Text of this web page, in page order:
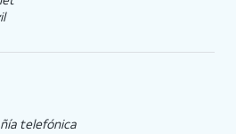
telefónica